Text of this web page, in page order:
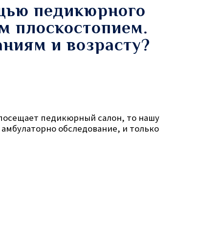
педикюрного
плоскостопием.
и возрасту?
педикюрный салон, то нашу
обследование, и только